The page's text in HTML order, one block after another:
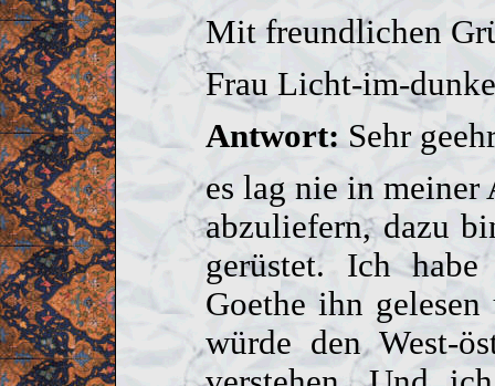
Mit freundlichen
Frau Licht-im-
Antwort:Sehr
es lag nie in meiner
abzuliefern, dazu
gerüstet. Ich
Goethe ihn
würde den West-